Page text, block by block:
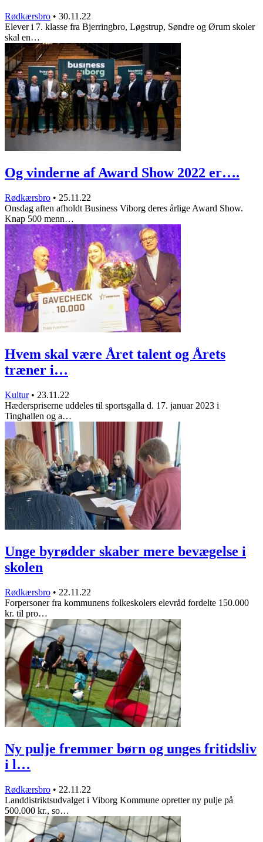
Rødkærsbro • 30.11.22
Elever i 7. klasse fra Bjerringbro, Løgstrup, Søndre og Ørum skoler
skal en…
Og vinderne af Award Show 2022 er….
Rødkærsbro • 25.11.22
Onsdag aften afholdt Business Viborg deres årlige Award Show.
Knap 500 menn…
Hvem skal være Året talent og Årets
træner i…
Kultur • 23.11.22
Hæderspriserne uddeles til sportsgalla d. 17. januar 2023 i
Tinghallen og a…
Unge byrødder skaber mere bevægelse i
skolen
Rødkærsbro • 22.11.22
Forpersoner fra kommunens folkeskolers elevråd fordelte 150.000
kr. til pro…
Ny pulje fremmer børn og unges fritidsliv
i l…
Rødkærsbro • 22.11.22
Landdistriktsudvalget i Viborg Kommune opretter ny pulje på
500.000 kr., so…